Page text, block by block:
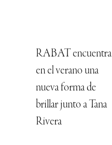
RABAT encuentra
en el verano una
nueva forma de
brillar junto a Tana
Rivera